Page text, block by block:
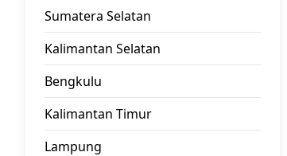
Sumatera Selatan
Kalimantan Selatan
Bengkulu
Kalimantan Timur
Lampung